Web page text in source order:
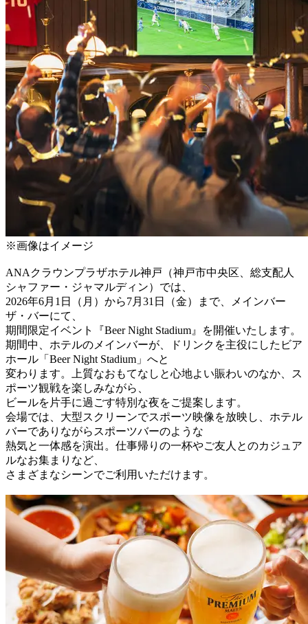
※画像はイメージ
ANAクラウンプラザホテル神戸（神戸市中央区、総支配人
シャファー・ジャマルディン）では、
2026年6月1日（月）から7月31日（金）まで、メインバー
ザ・バーにて、
期間限定イベント『Beer Night Stadium』を開催いたします。
期間中、ホテルのメインバーが、ドリンクを主役にしたビア
ホール「Beer Night Stadium」へと
変わります。上質なおもてなしと心地よい賑わいのなか、ス
ポーツ観戦を楽しみながら、
ビールを片手に過ごす特別な夜をご提案します。
会場では、大型スクリーンでスポーツ映像を放映し、ホテル
バーでありながらスポーツバーのような
熱気と一体感を演出。仕事帰りの一杯やご友人とのカジュア
ルなお集まりなど、
さまざまなシーンでご利用いただけます。